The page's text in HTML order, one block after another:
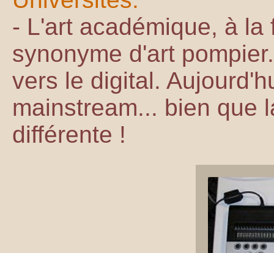
- L'art académique, à
synonyme d'art
vers le digital.
mainstream... bien que
différente !